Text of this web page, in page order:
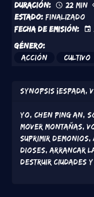
Duración: 22 min
Estado: Finalizado
Fecha de emisión:
Género:
Acción
Cultivo
Synopsis ¡Espada,
Yo, Chen Ping An,
mover montañas,
suprimir
dioses, arrancar
destruir ciudades